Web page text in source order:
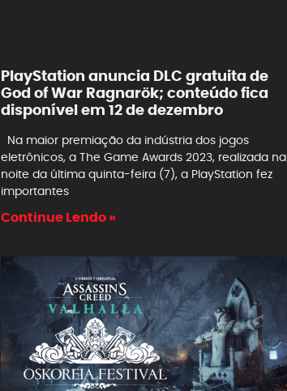
PlayStation anuncia DLC gratuita de
God of War Ragnarök; conteúdo fica
disponível em 12 de dezembro
Na maior premiação da indústria dos jogos
eletrônicos, a The Game Awards 2023, realizada na
noite da última quinta-feira (7), a PlayStation fez
importantes
Continue Lendo »